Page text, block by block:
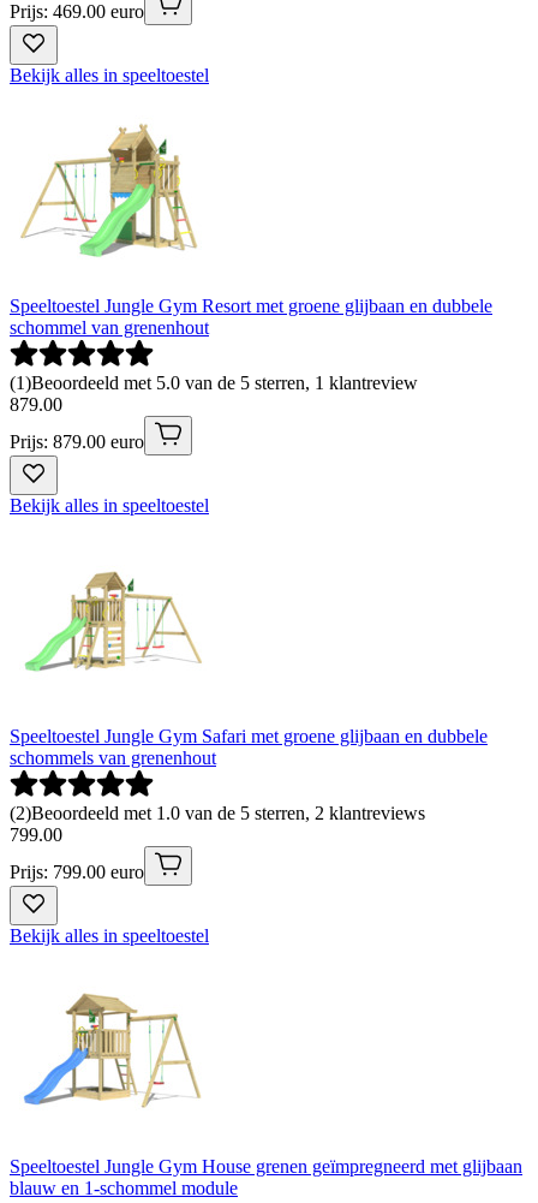
Prijs: 469.00 euro
Bekijk alles in speeltoestel
Speeltoestel Jungle Gym Resort met groene glijbaan en dubbele
schommel van grenenhout
(1)Beoordeeld met 5.0 van de 5 sterren, 1 klantreview
879.00
Prijs: 879.00 euro
Bekijk alles in speeltoestel
Speeltoestel Jungle Gym Safari met groene glijbaan en dubbele
schommels van grenenhout
(2)Beoordeeld met 1.0 van de 5 sterren, 2 klantreviews
799.00
Prijs: 799.00 euro
Bekijk alles in speeltoestel
Speeltoestel Jungle Gym House grenen geïmpregneerd met glijbaan
blauw en 1-schommel module